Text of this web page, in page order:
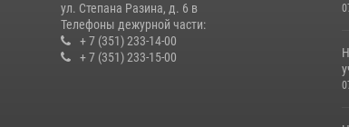
ул. Степана Разина, д. 6 в
Телефоны дежурной части:
+ 7 (351) 233-14-00
+ 7 (351) 233-15-00